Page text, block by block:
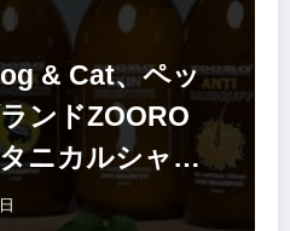
& Cat、ペッ
ンドZOORO
ニカルシャン